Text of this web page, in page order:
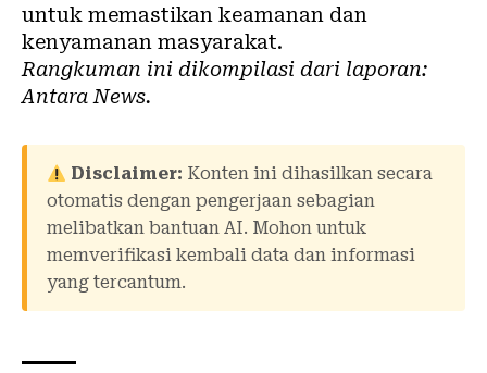
untuk memastikan keamanan dan
kenyamanan masyarakat.
Rangkuman ini dikompilasi dari laporan:
Antara News.
Disclaimer: Konten ini dihasilkan secara
otomatis dengan pengerjaan sebagian
melibatkan bantuan AI. Mohon untuk
memverifikasi kembali data dan informasi
yang tercantum.